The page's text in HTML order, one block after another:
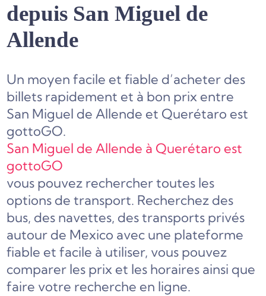
depuis San Miguel de
Allende
Un moyen facile et fiable d’acheter des
billets rapidement et à bon prix entre
San Miguel de Allende et Querétaro est
gottoGO.
San Miguel de Allende à Querétaro est
gottoGO
vous pouvez rechercher toutes les
options de transport. Recherchez des
bus, des navettes, des transports privés
autour de Mexico avec une plateforme
fiable et facile à utiliser, vous pouvez
comparer les prix et les horaires ainsi que
faire votre recherche en ligne.